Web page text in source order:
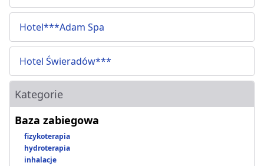
Hotel***Adam Spa
Hotel Świeradów***
Kategorie
Baza zabiegowa
fizykoterapia
hydroterapia
inhalacje